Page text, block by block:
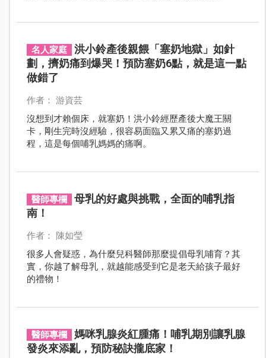
名人家庭
洪小鈴產後親餵「塞奶地獄」如針
劃，擠奶痛到爆哭！預防塞奶6點，就是這一點
做錯了
作者： 游資芸
沒想到才賴個床，就塞奶！洪小鈴經歷產後大魔王關
卡，剛生完時沒經驗，很容易面臨又累又痛的塞奶過
程，這是每個哺乳媽媽的痛啊。
醫師專欄
母乳的好處與挑戰，全面的哺乳指
南！
作者： 陳如瑩
很多人會疑惑，為什麼兒科醫師那麼提倡母乳哺育？其
實，你越了解母乳，就越能感受到它是老天給孩子最好
的禮物！
醫師專欄
媽咪乳腺炎紅腫痛！哺乳期別讓乳腺
發炎來添亂，預防秘訣攏底家！